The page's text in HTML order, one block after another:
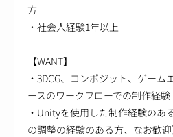
方
・社会人経験1年以上
【WANT】
・3DCG、コンポジット、ゲーム
ースのワークフローでの制作経験
・Unityを使用した制作経験のあ
の調整の経験のある方、なお歓迎